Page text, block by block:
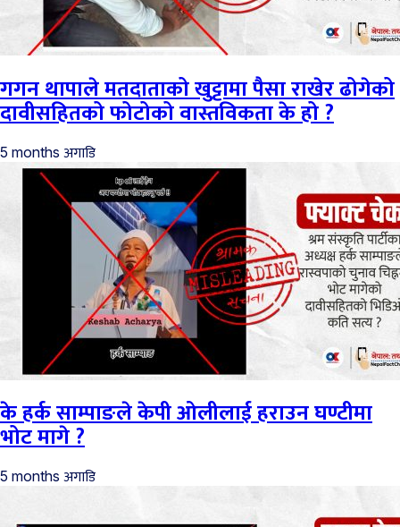
गगन थापाले मतदाताको खुट्टामा पैसा राखेर ढोगेको
दावीसहितको फोटोको वास्तविकता के हो ?
5 months अगाडि
के हर्क साम्पाङले केपी ओलीलाई हराउन घण्टीमा
भोट मागे ?
5 months अगाडि